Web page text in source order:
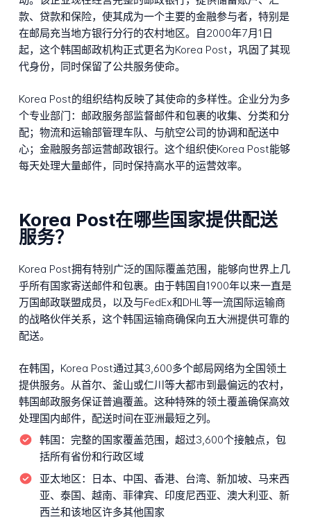
款、贷款和保险，使其成为一个主要的金融参与者，特别是
在邮局充当地方银行分行的农村地区。自2000年7月1日
起，这个韩国邮政机构正式更名为Korea Post，巩固了其现
代身份，同时保留了公共服务使命。
Korea Post的组织结构反映了其使命的多样性。企业分为多
个专业部门：邮政服务部监督邮件和包裹的收集、分类和分
配；物流和运输部管理车队、与航空公司的协调和配送中
心；金融服务部运营邮政银行。这个组织使Korea Post能够
每天处理大量邮件，同时保持高水平的运营效率。
Korea Post在哪些国家提供配送
服务？
Korea Post拥有特别广泛的国际覆盖范围，能够向世界上几
乎所有国家寄送邮件和包裹。由于韩国自1900年以来一直是
万国邮政联盟成员，以及与FedEx和DHL等一流国际运输商
的战略伙伴关系，这个韩国运输商确保向五大洲提供可靠的
配送。
在韩国，Korea Post通过其3,600多个邮局网络为全国领土
提供服务。从首尔、釜山或仁川等大都市到最偏远的农村，
韩国邮政服务保证普遍覆盖。这种特殊的领土覆盖确保高效
处理国内邮件，配送时间在亚洲最短之列。
韩国： 完整的国家覆盖范围，超过3,600个接触点，包
括所有省份和行政区域
亚太地区：
日本、中国、香港、台湾、新加坡、马来西
亚、泰国、越南、菲律宾、印度尼西亚、澳大利亚、新
西兰和该地区许多其他国家